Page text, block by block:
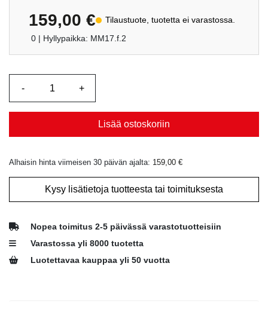
159,00 € Tilaustuote, tuotetta ei varastossa.
0 | Hyllypaikka: MM17.f.2
Lisää ostoskoriin
Alhaisin hinta viimeisen 30 päivän ajalta: 159,00 €
Kysy lisätietoja tuotteesta tai toimituksesta
Nopea toimitus 2-5 päivässä varastotuotteisiin
Varastossa yli 8000 tuotetta
Luotettavaa kauppaa yli 50 vuotta